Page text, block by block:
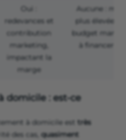
Oui :
redevances et
contribution
marketing,
impactant la
marge
Aucune :
plus élevée
budget
à financer
domicile : est-ce
à domicile est très
des cas, quasiment